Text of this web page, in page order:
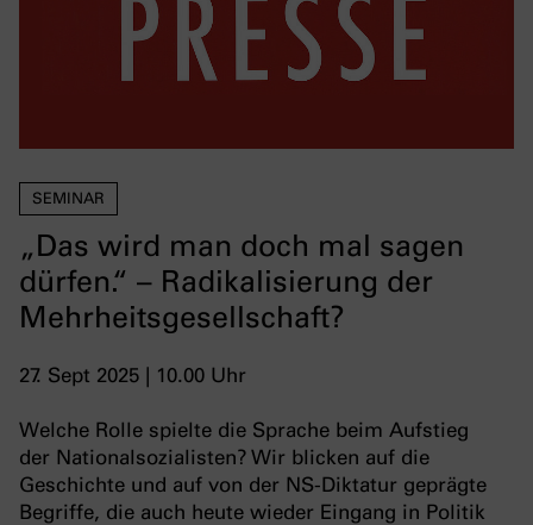
SEMINAR
„Das wird man doch mal sagen
dürfen.“ – Radikalisierung der
Mehrheitsgesellschaft?
27. Sept 2025 | 10.00 Uhr
Welche Rolle spielte die Sprache beim Aufstieg
der Nationalsozialisten? Wir blicken auf die
Geschichte und auf von der NS-Diktatur geprägte
Begriffe, die auch heute wieder Eingang in Politik